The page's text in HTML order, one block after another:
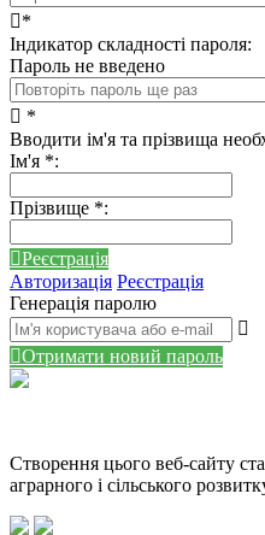
*
Індикатор складності пароля:
Пароль не введено
*
Вводити ім'я та прізвища
Ім'я *:
Прізвище *:
Реєстрація
Авторизація Реєстрація
Генерація паролю
Отримати новий пароль
Створення цього веб-сайту
аграрного і сільського